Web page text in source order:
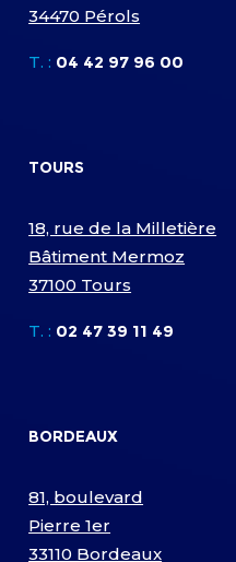
34470 Pérols
T. : 04 42 97 96 00
TOURS
18, rue de la Milletière
Bâtiment Mermoz
37100 Tours
T. : 02 47 39 11 49
BORDEAUX
81, boulevard
Pierre 1er
33110 Bordeaux